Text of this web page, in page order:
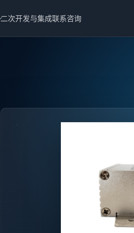
二次开发与集成联系咨询